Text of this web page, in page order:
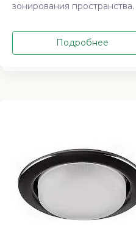
зонирования пространства.
Подробнее